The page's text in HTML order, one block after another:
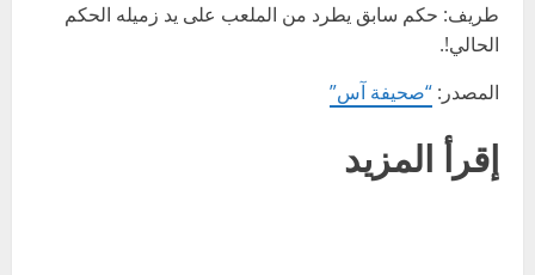
طريف: حكم سابق يطرد من الملعب على يد زميله الحكم
الحالي!.
المصدر: “صحيفة آس”
إقرأ المزيد